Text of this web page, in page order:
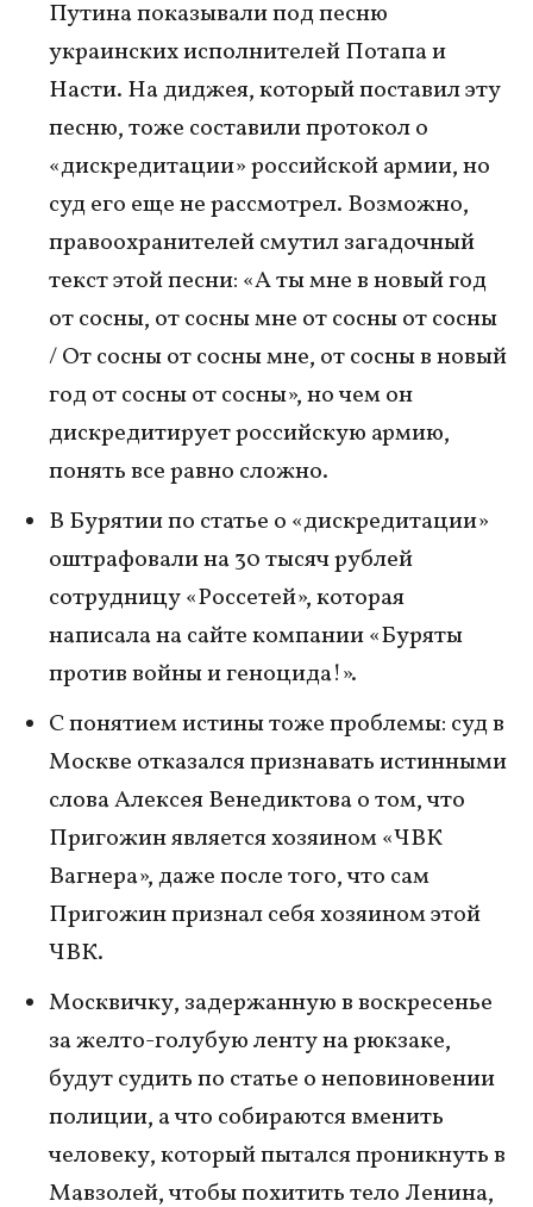
Путина показывали под песню
украинских исполнителей Потапа и
Насти. На диджея, который поставил эту
песню, тоже составили протокол о
«дискредитации» российской армии, но
суд его еще не рассмотрел. Возможно,
правоохранителей смутил загадочный
текст этой песни: «А ты мне в новый год
от сосны, от сосны мне от сосны от сосны
/ От сосны от сосны мне, от сосны в новый
год от сосны от сосны», но чем он
дискредитирует российскую армию,
понять все равно сложно.
В Бурятии по статье о «дискредитации»
оштрафовали на 30 тысяч рублей
сотрудницу «Россетей», которая
написала на сайте компании «Буряты
против войны и геноцида!».
С понятием истины тоже проблемы: суд в
Москве отказался признавать истинными
слова Алексея Венедиктова о том, что
Пригожин является хозяином «ЧВК
Вагнера», даже после того, что сам
Пригожин признал себя хозяином этой
ЧВК.
Москвичку, задержанную в воскресенье
за желто-голубую ленту на рюкзаке,
будут судить по статье о неповиновении
полиции, а что собираются вменить
человеку, который пытался проникнуть в
Мавзолей, чтобы похитить тело Ленина,